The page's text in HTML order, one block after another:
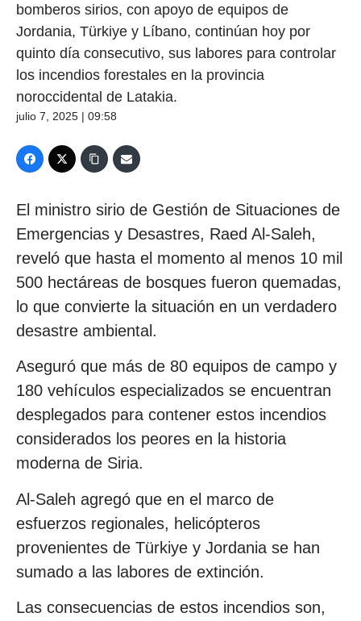
bomberos sirios, con apoyo de equipos de
Jordania, Türkiye y Líbano, continúan hoy por
quinto día consecutivo, sus labores para controlar
los incendios forestales en la provincia
noroccidental de Latakia.
julio 7, 2025 | 09:58
El ministro sirio de Gestión de Situaciones de
Emergencias y Desastres, Raed Al-Saleh,
reveló que hasta el momento al menos 10 mil
500 hectáreas de bosques fueron quemadas,
lo que convierte la situación en un verdadero
desastre ambiental.
Aseguró que más de 80 equipos de campo y
180 vehículos especializados se encuentran
desplegados para contener estos incendios
considerados los peores en la historia
moderna de Siria.
Al-Saleh agregó que en el marco de
esfuerzos regionales, helicópteros
provenientes de Türkiye y Jordania se han
sumado a las labores de extinción.
Las consecuencias de estos incendios son,